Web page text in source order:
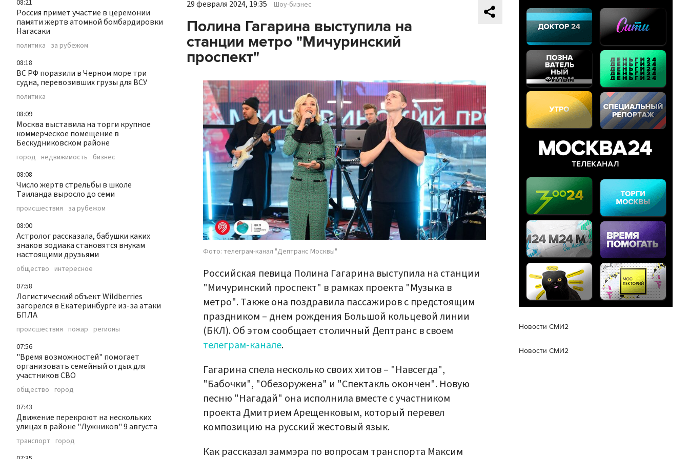
08:21
Россия примет участие в церемонии
памяти жертв атомной бомбардировки
Нагасаки
политика за рубежом
08:18
ВС РФ поразили в Черном море три
судна, перевозивших грузы для ВСУ
политика
08:09
Москва выставила на торги крупное
коммерческое помещение в
Бескудниковском районе
город недвижимость бизнес
08:08
Число жертв стрельбы в школе
Таиланда выросло до семи
происшествия за рубежом
08:00
Астролог рассказала, бабушки каких
знаков зодиака становятся внукам
настоящими друзьями
общество интересное
07:58
Логистический объект Wildberries
загорелся в Екатеринбурге из-за атаки
БПЛА
происшествия пожар регионы
07:56
"Время возможностей" помогает
организовать семейный отдых для
участников СВО
общество город
07:43
Движение перекроют на нескольких
улицах в районе "Лужников" 9 августа
транспорт город
29 февраля 2024, 19:35 Шоу-бизнес
Полина Гагарина выступила на
станции метро "Мичуринский
проспект"
Фото: телеграм-канал "Дептранс Москвы"
Российская певица Полина Гагарина выступила на станции
"Мичуринский проспект" в рамках проекта "Музыка в
метро". Также она поздравила пассажиров с предстоящим
праздником – днем рождения Большой кольцевой линии
(БКЛ). Об этом сообщает столичный Дептранс в своем
телеграм-канале.
Гагарина спела несколько своих хитов – "Навсегда",
"Бабочки", "Обезоружена" и "Спектакль окончен". Новую
песню "Нагадай" она исполнила вместе с участником
проекта Дмитрием Арещенковым, который перевел
композицию на русский жестовый язык.
Как рассказал заммэра по вопросам транспорта Максим
Новости СМИ2
Новости СМИ2